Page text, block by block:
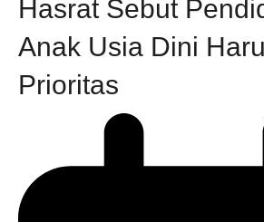
Hasrat Sebut
Anak Usia Dini
Prioritas